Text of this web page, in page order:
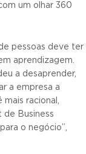
um olhar 360
pessoas deve ter
aprendizagem.
a desaprender,
a empresa a
racional,
de Business
o negócio”,